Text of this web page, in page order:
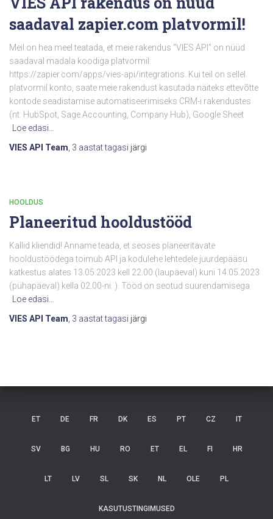
saadaval zapier.com platvormil!
Meil on hea meel teatada, et meie rakendus "VIES API" on nüüd
saadaval madala koodiga platvormil:
https://zapier.com/apps/vies-api/integrations. Kui teil on sellel
platvormil konto, saate meie rakendust kasutada näiteks ettevõtte
kontode seadistamise automatiseerimiseks CRM-i rakendustes
(nt: HubSpot, Sage Accounting, Company Hub), Google Sheet
Loe edasi…
VIES API Team 3 aastattagasi järgi
HOOLDUS
Planeeritud hooldustööd
Kallid kliendid! Anname teada, et seoses planeeritavate
hooldustöödega toimub API ja kodulehe lehtedele juurdepääsu
katkestus alates 13.05.2023 kell 22.00 (laupäeval) kuni 14.05.2023
(pühapäeval) kella 02.00-ni. ). Tööd on seotud suurendamisega
Loe edasi…
VIES API Team 3 aastattagasi järgi
ET DE FR DK ES PT CZ IT
SV BG HU RO ET EL FI HR
LT LV SL SK NL OLE PL
KASUTUSTINGIMUSED